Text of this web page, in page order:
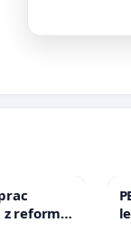
reformą